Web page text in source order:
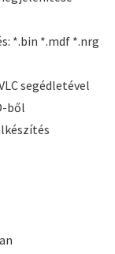
*.bin *.mdf *.nrg
segédletével
ből